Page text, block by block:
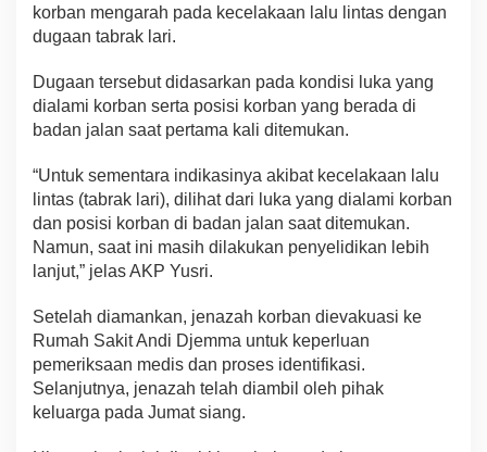
korban mengarah pada kecelakaan lalu lintas dengan
dugaan tabrak lari.
Dugaan tersebut didasarkan pada kondisi luka yang
dialami korban serta posisi korban yang berada di
badan jalan saat pertama kali ditemukan.
“Untuk sementara indikasinya akibat kecelakaan lalu
lintas (tabrak lari), dilihat dari luka yang dialami korban
dan posisi korban di badan jalan saat ditemukan.
Namun, saat ini masih dilakukan penyelidikan lebih
lanjut,” jelas AKP Yusri.
Setelah diamankan, jenazah korban dievakuasi ke
Rumah Sakit Andi Djemma untuk keperluan
pemeriksaan medis dan proses identifikasi.
Selanjutnya, jenazah telah diambil oleh pihak
keluarga pada Jumat siang.